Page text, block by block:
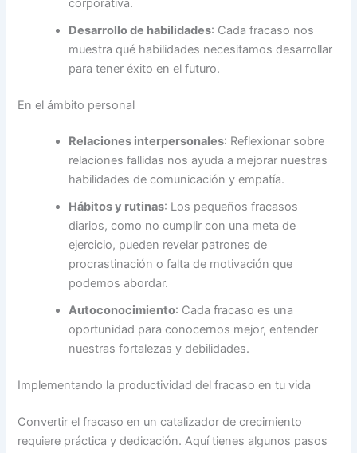
corporativa.
Desarrollo de habilidades: Cada fracaso nos
muestra qué habilidades necesitamos desarrollar
para tener éxito en el futuro.
En el ámbito personal
Relaciones interpersonales: Reflexionar sobre
relaciones fallidas nos ayuda a mejorar nuestras
habilidades de comunicación y empatía.
Hábitos y rutinas: Los pequeños fracasos
diarios, como no cumplir con una meta de
ejercicio, pueden revelar patrones de
procrastinación o falta de motivación que
podemos abordar.
Autoconocimiento: Cada fracaso es una
oportunidad para conocernos mejor, entender
nuestras fortalezas y debilidades.
Implementando la productividad del fracaso en tu vida
Convertir el fracaso en un catalizador de crecimiento
requiere práctica y dedicación. Aquí tienes algunos pasos